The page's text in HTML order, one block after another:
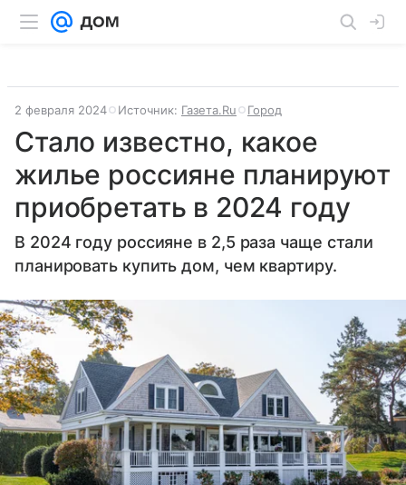
2 февраля 2024 Источник: Газета.Ru Город
Стало известно, какое
жилье россияне планируют
приобретать в 2024 году
В 2024 году россияне в 2,5 раза чаще стали
планировать купить дом, чем квартиру.